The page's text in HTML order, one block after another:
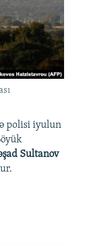
polisi iyulun
Sultanov